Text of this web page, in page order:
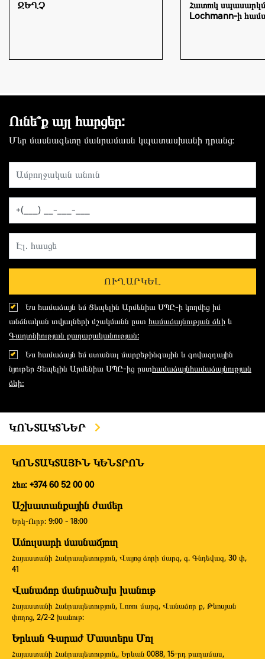
ԶԵՂՉ
Հատուկ
Lochmann-ի
Ունե՞ք այլ հարցեր:
Մեր մասնագետը մանրամասն կպատասխանի դրանց։
ՈՒՂԱՐԿԵԼ
Ես համաձայն եմ Ցեպելին Արմենիա ՍՊԸ-ի կողմից իմ
անձնական տվյալների մշակմանն ըստ համաձայնության ձևի և
Գաղտնիության քաղաքականության:
Ես համաձայն եմ ստանալ մարքեթինգային և գովազդային
նյութեր Ցեպելին Արմենիա ՍՊԸ-ից ըստհամաձայնհամաձայնության
ձևի։
ԿՈՆՏԱԿՏՆԵՐ
ԿՈՆՏԱԿՏԱՅԻՆ ԿԵՆՏՐՈՆ
Հեռ: +374 60 52 00 00
Աշխատանքային ժամեր
Երկ-Ուրբ: 9:00 - 18:00
Ամուլսարի մասնաճյուղ
Հայաստանի Հանրապետություն, Վայոց ձորի մարզ, գ. Գնդեվազ, 30 փ,
41
Վանաձոր մանրածախ խանութ
Հայաստանի Հանրապետություն, Լոռու մարզ, Վանաձոր ք, Թևոսյան
փողոց, 2/2-2 խանութ:
Երևան Գարաժ Մաստերս Մոլ
Հայաստանի Հանրապետություն,, Երևան 0088, 15-րդ թաղամաս,